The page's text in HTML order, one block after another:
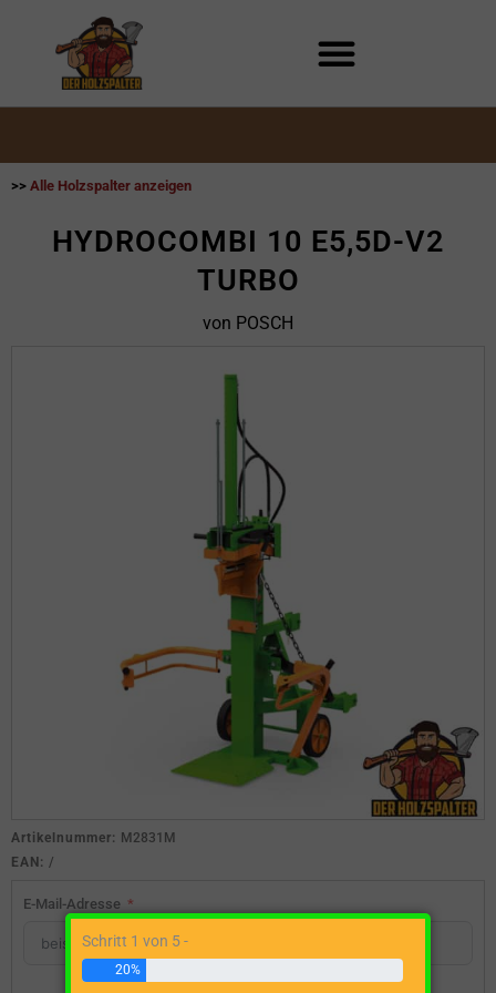
>> Alle Holzspalter anzeigen
HYDROCOMBI 10 E5,5D-V2
TURBO
von POSCH
Artikelnummer: M2831M
EAN: /
E-Mail-Adresse
Schritt 1 von 5 -
20%